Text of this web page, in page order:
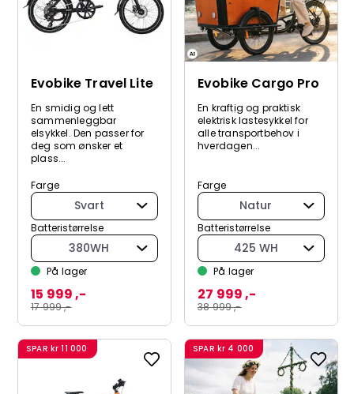
Evobike Travel Lite
En smidig og lett
sammenleggbar
elsykkel. Den passer for
deg som ønsker et
plass...
Farge
Svart
Batteristørrelse
380WH
På lager
17 999 ,-
15 999 ,-
Evobike Cargo Pro
En kraftig og praktisk
elektrisk lastesykkel for
alle transportbehov i
hverdagen...
Farge
Natur
Batteristørrelse
425 WH
På lager
38 999 ,-
27 999 ,-
SPAR kr 11 000 SPAR kr 4 000